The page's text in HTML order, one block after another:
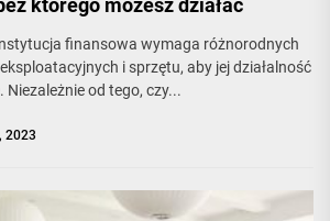
którego możesz działać
finansowa wymaga różnorodnych
i sprzętu, aby jej działalność
Niezależnie od tego, czy...
2023